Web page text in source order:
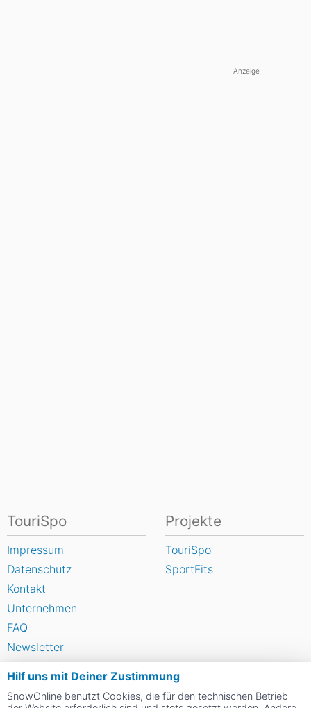
Anzeige
Hilf uns mit Deiner Zustimmung
SnowOnline benutzt Cookies, die für den technischen Betrieb
TouriSpo
Impressum
Datenschutz
Kontakt
Unternehmen
FAQ
Newsletter
Widget
Skigebiet bewerten
Projekte
TouriSpo
SportFits